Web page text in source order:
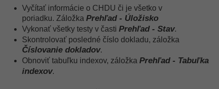
Vyčítať informácie o CHDU či je všetko v
poriadku. Záložka Prehľad - Úložisko
Vykonať všetky testy v časti Prehľad - Stav.
Skontrolovať posledné číslo dokladu, záložka
Číslovanie dokladov.
Obnoviť tabuľku indexov, záložka Prehľad - Tabuľka
indexov.